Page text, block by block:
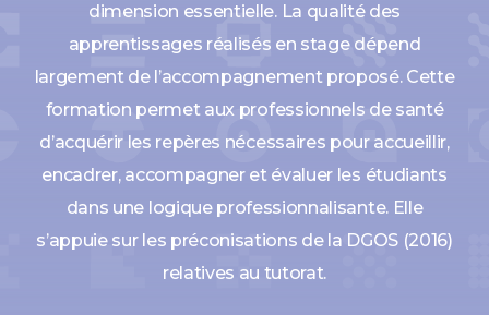
dimension essentielle. La qualité des
apprentissages réalisés en stage dépend
largement de l’accompagnement proposé. Cette
formation permet aux professionnels de santé
d’acquérir les repères nécessaires pour accueillir,
encadrer, accompagner et évaluer les étudiants
dans une logique professionnalisante. Elle
s’appuie sur les préconisations de la DGOS (2016)
relatives au tutorat.